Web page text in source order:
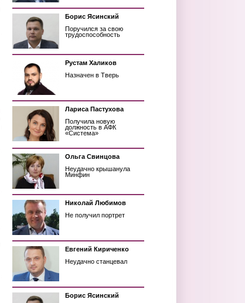
Борис Ясинский
Поручился за свою
трудоспособность
Рустам Халиков
Назначен в Тверь
Лариса Пастухова
Получила новую
должность в АФК
«Система»
Ольга Свинцова
Неудачно крышанула
Минфин
Николай Любимов
Не получил портрет
Евгений Кириченко
Неудачно станцевал
Борис Ясинский